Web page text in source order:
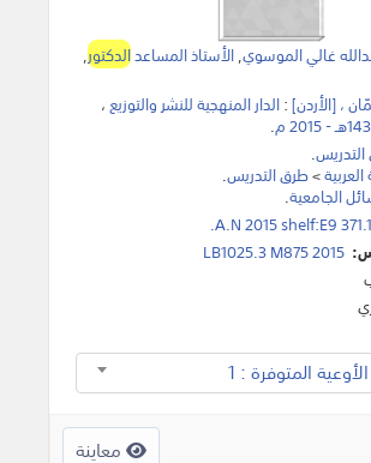
غالي الموسوي,الأستاذ المساعدالدكتور,
، [الأردن]:الدار المنهجية للنشر والتوزيع،
- 2015 م
.
.
العربية>طرق التدريس.
الجامعية.
371.1 A.N 2015 shelf:E9.
LB1025.3 M875 2015
المتوفرة : 1
معاينة